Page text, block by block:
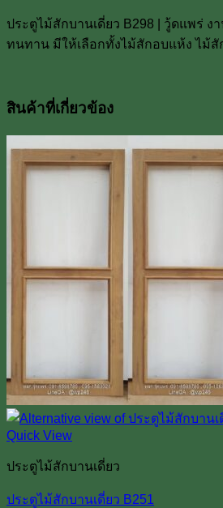
ประตูไม้สักบานเดี่ยว B298 | วู้ดแพร่ ง
ทนทาน มีให้เลือกทั้งไม้สักอบแห้ง ไม้สั
สินค้าที่เกี่ยวข้อง
Quick View
ประตูไม้สักบานเดี่ยว
ประตูไม้สักบานเดี่ยว B251